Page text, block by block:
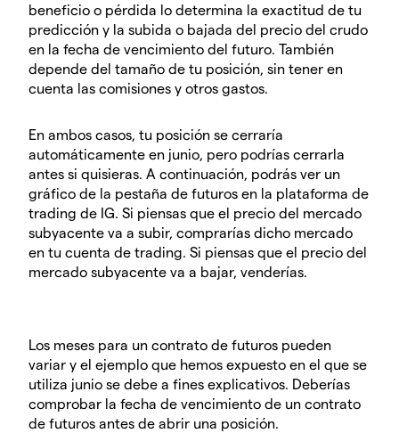
beneficio o pérdida lo determina la exactitud de tu
predicción y la subida o bajada del precio del crudo
en la fecha de vencimiento del futuro. También
depende del tamaño de tu posición, sin tener en
cuenta las comisiones y otros gastos.
En ambos casos, tu posición se cerraría
automáticamente en junio, pero podrías cerrarla
antes si quisieras. A continuación, podrás ver un
gráfico de la pestaña de futuros en la plataforma de
trading de IG. Si piensas que el precio del mercado
subyacente va a subir, comprarías dicho mercado
en tu cuenta de trading. Si piensas que el precio del
mercado subyacente va a bajar, venderías.
Los meses para un contrato de futuros pueden
variar y el ejemplo que hemos expuesto en el que se
utiliza junio se debe a fines explicativos. Deberías
comprobar la fecha de vencimiento de un contrato
de futuros antes de abrir una posición.